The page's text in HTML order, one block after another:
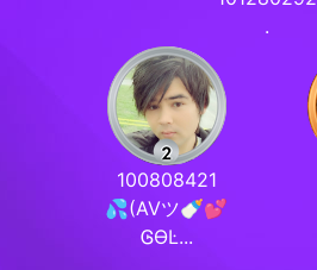
.
100808421
💦(AVツ🍼💕
ᎶƟĿ...